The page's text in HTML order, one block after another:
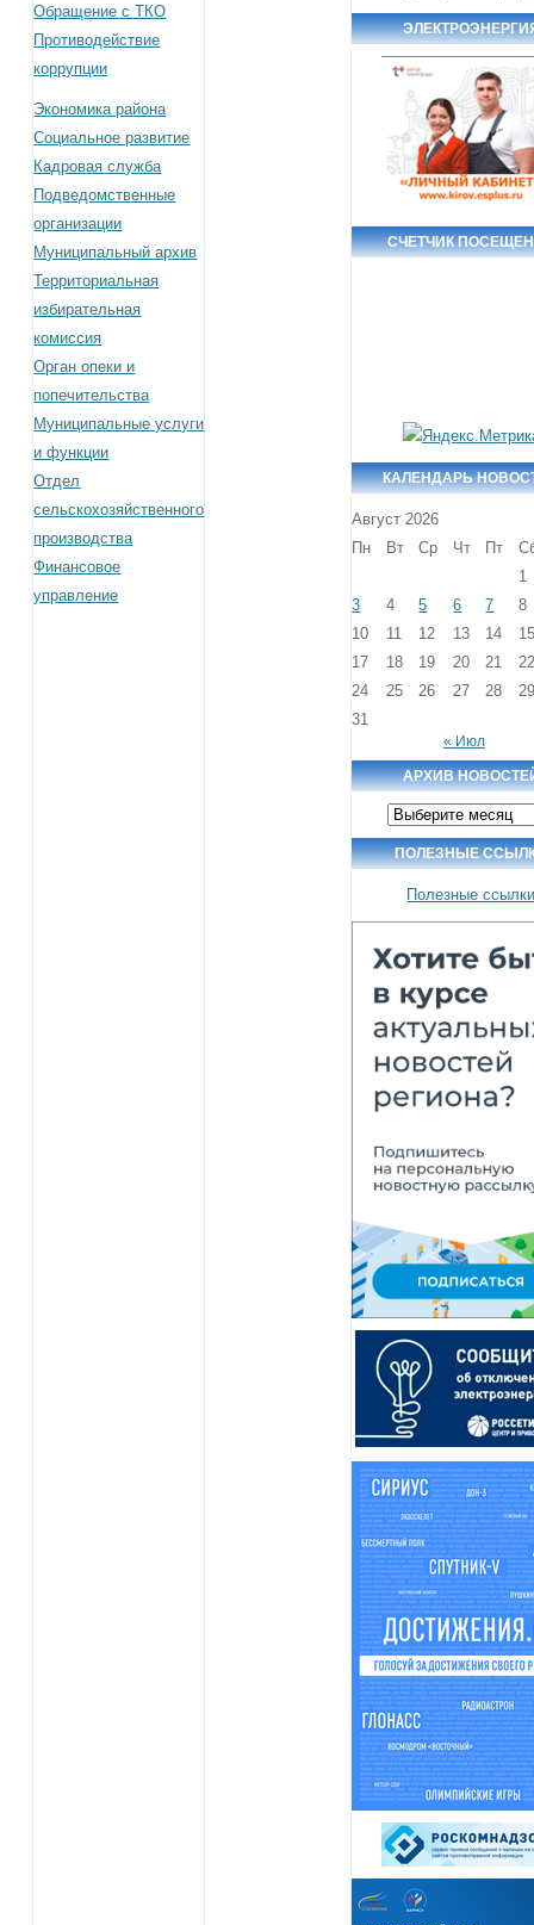
Обращение с ТКО
Противодействие
коррупции
Экономика района
Социальное развитие
Кадровая служба
Подведомственные
организации
Муниципальный архив
Территориальная
избирательная
комиссия
Орган опеки и
попечительства
Муниципальные услуги
и функции
Отдел
сельскохозяйственного
производства
Финансовое
управление
СЧЕТЧИК
КАЛЕНДАРЬ
Август 2026
Пн
Вт Ср Чт Пт
1
3
4 5 6 7
8
10
11 12 13 14
17
18 19 20 21
24
25 26 27 28
31
« Июл
АРХИВ
Архив
новостей
ПОЛЕЗНЫЕ
Полезные